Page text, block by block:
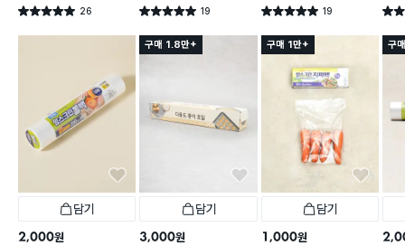
별점 5.0점 26
건 작성 별점 5.0점 19
건 작성 별점 5.0점 19
건 작성 별점
담기
2,000원
구매 1.8만+
담기
3,000원
구매 1만+
담기
1,000원
구